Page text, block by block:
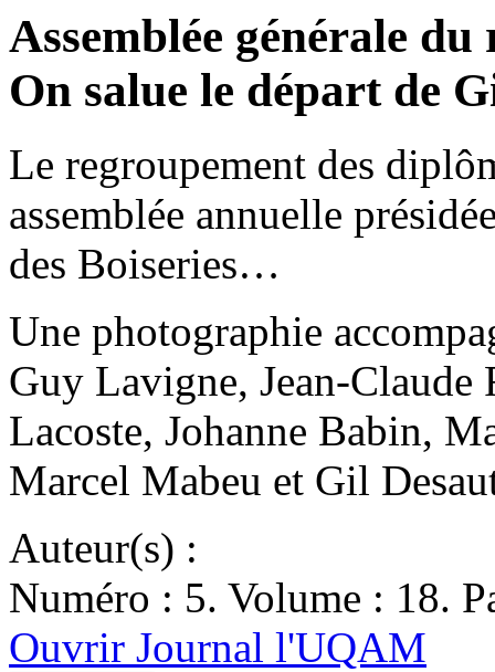
Assemblée générale
On salue le départ de
Le regroupement des
assemblée annuelle
des Boiseries…
Une photographie
Guy Lavigne, Jean-Claude
Lacoste, Johanne Babin,
Marcel Mabeu et Gil
Auteur(s) :
Numéro : 5. Volume : 18.
Ouvrir Journal l'UQAM